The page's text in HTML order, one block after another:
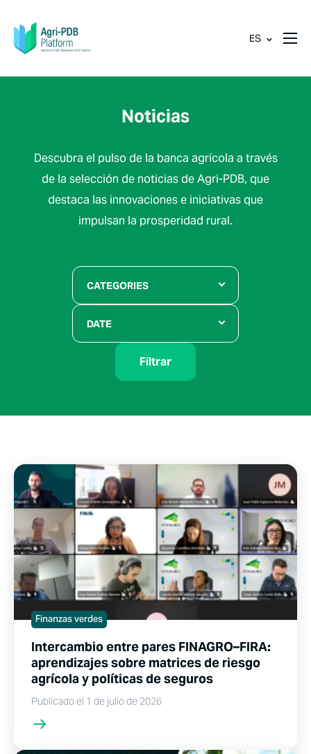
ES
Noticias
Descubra el pulso de la banca agrícola a través
de la selección de noticias de Agri-PDB, que
destaca las innovaciones e iniciativas que
impulsan la prosperidad rural.
CATEGORIES
DATE
Filtrar
Finanzas verdes
Intercambio entre pares FINAGRO–FIRA:
aprendizajes sobre matrices de riesgo
agrícola y políticas de seguros
Publicado el 1 de julio de 2026